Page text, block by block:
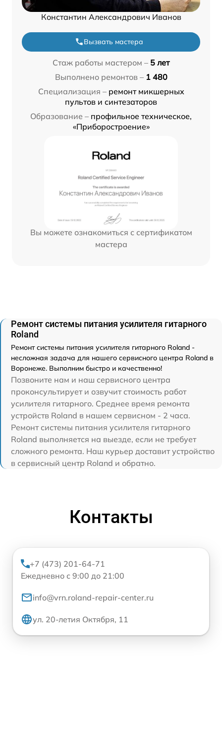
Константин Александрович Иванов
Вызвать мастера
Стаж работы мастером – 5 лет
Выполнено ремонтов – 1 480
Специализация – ремонт микшерных
пультов и синтезаторов
Образование – профильное техническое,
«Приборостроение»
Вы можете ознакомиться с сертификатом
мастера
Ремонт системы питания усилителя гитарного
Roland
Ремонт системы питания усилителя гитарного Roland -
несложная задача для нашего сервисного центра Roland в
Воронеже. Выполним быстро и качественно!
Позвоните нам и наш сервисного центра
проконсультирует и озвучит стоимость работ
усилителя гитарного. Среднее время ремонта
устройств Roland в нашем сервисном - 2 часа.
Ремонт системы питания усилителя гитарного
Roland выполняется на выезде, если не требует
сложного ремонта. Наш курьер доставит устройство
в сервисный центр Roland и обратно.
Контакты
+7 (473) 201-64-71
Ежедневно с 9:00 до 21:00
info@vrn.roland-repair-center.ru
ул. 20-летия Октября, 11